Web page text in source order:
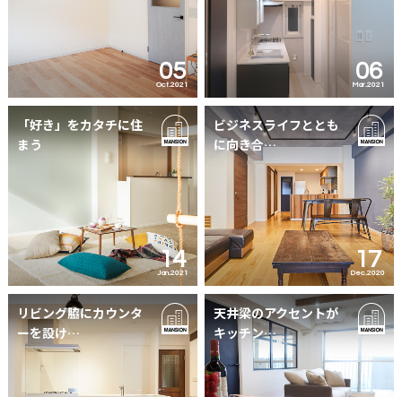
05
Oct.2021
06
Mar.2021
「好き」をカタチに住
まう
14
Jan.2021
ビジネスライフととも
に向き合…
17
Dec.2020
リビング脇にカウンタ
ーを設け…
天井梁のアクセントが
キッチン…